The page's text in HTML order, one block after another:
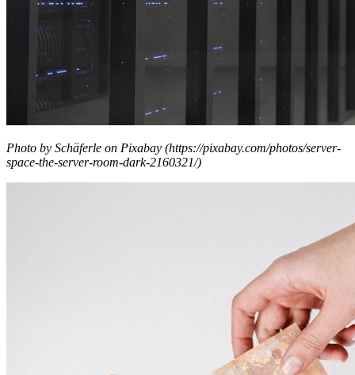
Photo by Schäferle on Pixabay (https://pixabay.com/photos/server-
space-the-server-room-dark-2160321/)